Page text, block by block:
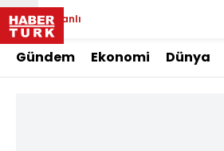
Canlı
Gündem Ekonomi Dünya